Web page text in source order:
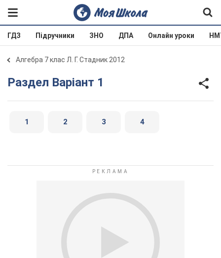
ГДЗ Підручники ЗНО ДПА Онлайн уроки
Алгебра 7 клас Л. Г. Стадник 2012
Раздел Варіант 1
1 2 3 4